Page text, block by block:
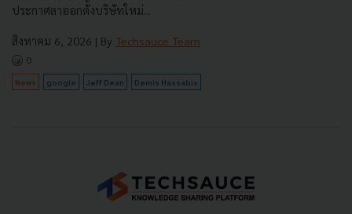
ประกาศลาออกตั้งบริษัทใหม่...
สิงหาคม 6, 2026 | By Techsauce Team
0
News google Jeff Dean Demis Hassabis